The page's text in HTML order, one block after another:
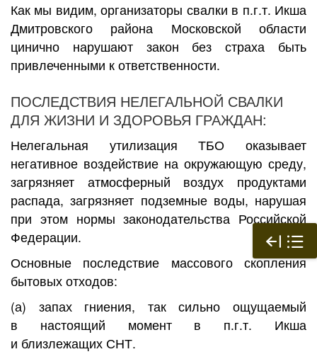
Как мы видим, организаторы свалки в п.г.т. Икша
Дмитровского района Московской области
цинично нарушают закон без страха быть
привлеченными к ответственности.
ПОСЛЕДСТВИЯ НЕЛЕГАЛЬНОЙ СВАЛКИ
ДЛЯ ЖИЗНИ И ЗДОРОВЬЯ ГРАЖДАН:
Нелегальная утилизация ТБО оказывает
негативное воздействие на окружающую среду,
загрязняет атмосферный воздух продуктами
распада, загрязняет подземные воды, нарушая
при этом нормы законодательства Российской
Федерации.
Основные последствие массового скопления
бытовых отходов:
(а) запах гниения, так сильно ощущаемый
в настоящий момент в п.г.т. Икша
и близлежащих СНТ.